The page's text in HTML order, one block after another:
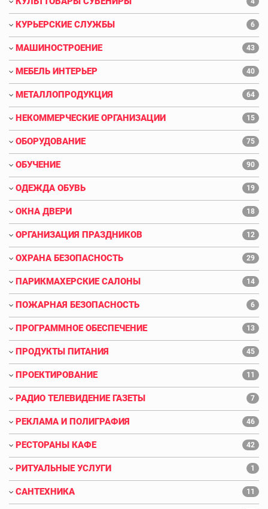
КУРЬЕРСКИЕ СЛУЖБЫ 6
МАШИНОСТРОЕНИЕ 43
МЕБЕЛЬ ИНТЕРЬЕР 40
МЕТАЛЛОПРОДУКЦИЯ 64
НЕКОММЕРЧЕСКИЕ ОРГАНИЗАЦИИ 15
ОБОРУДОВАНИЕ 75
ОБУЧЕНИЕ 90
ОДЕЖДА ОБУВЬ 19
ОКНА ДВЕРИ 18
ОРГАНИЗАЦИЯ ПРАЗДНИКОВ 12
ОХРАНА БЕЗОПАСНОСТЬ 29
ПАРИКМАХЕРСКИЕ САЛОНЫ 14
ПОЖАРНАЯ БЕЗОПАСНОСТЬ 6
ПРОГРАММНОЕ ОБЕСПЕЧЕНИЕ 13
ПРОДУКТЫ ПИТАНИЯ 45
ПРОЕКТИРОВАНИЕ 11
РАДИО ТЕЛЕВИДЕНИЕ ГАЗЕТЫ 7
РЕКЛАМА И ПОЛИГРАФИЯ 46
РЕСТОРАНЫ КАФЕ 42
РИТУАЛЬНЫЕ УСЛУГИ 1
САНТЕХНИКА 11